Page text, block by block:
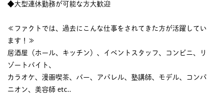
◆大型連休勤務が可能な方大歓迎
≪ファクトでは、過去にこんな仕事をされてきた方が活躍してい
ます！≫
居酒屋（ホール、キッチン）、イベントスタッフ、コンビニ、リ
ゾートバイト、
カラオケ、漫画喫茶、バー、アパレル、塾講師、モデル、コンパ
ニオン、美容師 etc..